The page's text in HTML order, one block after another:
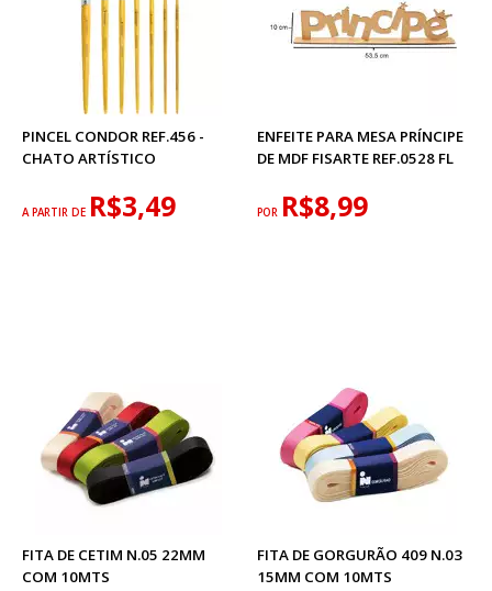
PINCEL CONDOR REF.456 -
CHATO ARTÍSTICO
A PARTIR DE R$3,49
ENFEITE PARA MESA PRÍNCIPE
DE MDF FISARTE REF.0528 FL
POR R$8,99
FITA DE CETIM N.05 22MM
COM 10MTS
FITA DE GORGURÃO 409 N.03
15MM COM 10MTS